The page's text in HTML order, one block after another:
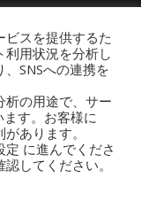
スを提供するた
利用状況を分析し
SNSへの連携を
析の用途で、サー
ます。お客様に
あります。
に進んでくださ
認してください。